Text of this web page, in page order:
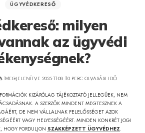
ÜGYVÉDKERESŐ
milyen
az ügyvédi
MEGJELENÍTVE 2025-11-08 10 PERC OLVASÁSI IDŐ
KIZÁRÓLAG TÁJÉKOZTATÓ JELLEGŰEK, NEM
A SZERZŐK MINDENT MEGTESZNEK A
DE NEM VÁLLALNAK FELELŐSSÉGET AZOK
VAGY HELYESSÉGÉÉRT. MINDEN KONKRÉT JOGI
HOGY FORDULJON SZAKKÉPZETT ÜGYVÉDHEZ.